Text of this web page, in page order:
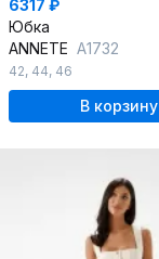
6317 ₽
Юбка
ANNETE A1732
42, 44, 46
В корзину